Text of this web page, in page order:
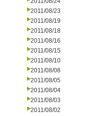
2011/08/23
2011/08/19
2011/08/18
2011/08/16
2011/08/15
2011/08/10
2011/08/08
2011/08/05
2011/08/04
2011/08/03
2011/08/02